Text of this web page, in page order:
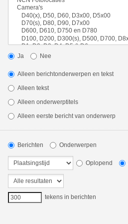
Ja Nee
Alleen berichtonderwerpen en tekst
Alleen tekst
Alleen onderwerptitels
Alleen eerste bericht van onderwerp
Berichten Onderwerpen
Oplopend
tekens in berichten